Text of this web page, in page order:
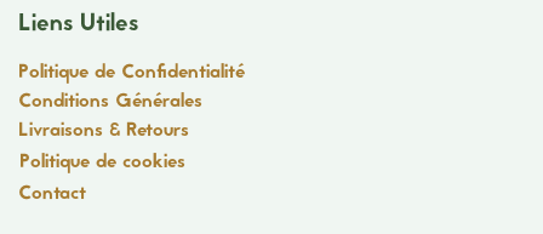
Liens Utiles
Politique de Confidentialité
Conditions Générales
Livraisons & Retours
Politique de cookies
Contact